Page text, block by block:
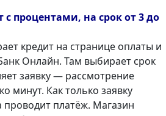
процентами, на срок от 3 до
кредит на странице оплаты и
Онлайн. Там выбирает срок
заявку — рассмотрение
минут. Как только заявку
платёж. Магазин